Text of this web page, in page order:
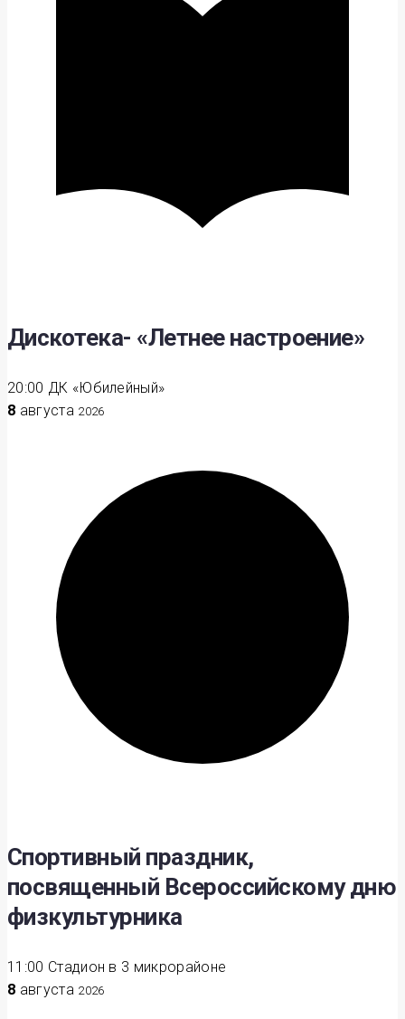
Дискотека- «Летнее настроение»
20:00 ДК «Юбилейный»
8 августа 2026
Спортивный праздник,
посвященный Всероссийскому дню
физкультурника
11:00 Стадион в 3 микрорайоне
8 августа 2026